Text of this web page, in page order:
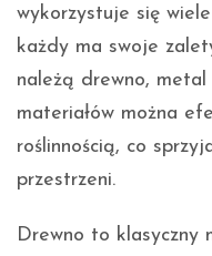
wykorzystuje się
każdy ma swoje
należą drewno,
materiałów można
roślinnością, co
przestrzeni.
Drewno to klasyczny